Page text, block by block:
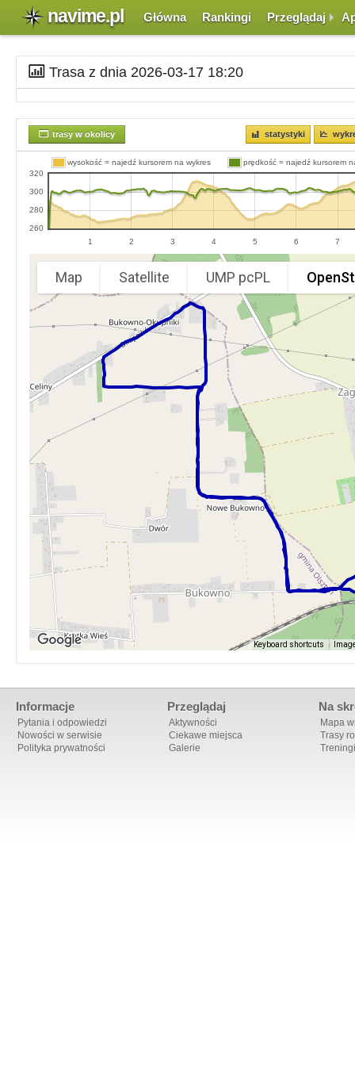
navime.pl Główna Rankingi Przeglądaj
Trasa z dnia 2026-03-17 18:20
trasy w okolicy statystyki
1 2 3 4 5 6 7
260
280
300
320
wysokość = najedź kursorem na wykres prędkość = najedź kursorem
Map Satellite UMP pcPL
Keyboard shortcuts
Informacje
Pytania i odpowiedzi
Nowości w serwisie
Polityka prywatności
Przeglądaj
Aktywności
Ciekawe miejsca
Galerie
Na
Mapa
Trasy